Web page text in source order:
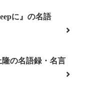
に』の名語
の名語録・名言